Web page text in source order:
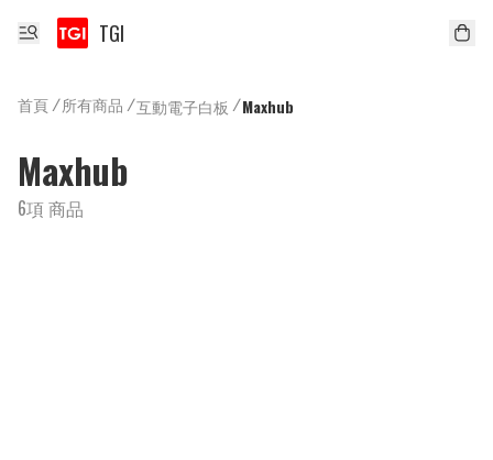
TGI
首頁/所有商品 /互動電子白板 /Maxhub
Maxhub
6項 商品